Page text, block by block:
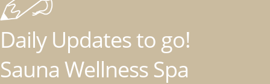
Daily Updates to go!
Sauna Wellness Spa